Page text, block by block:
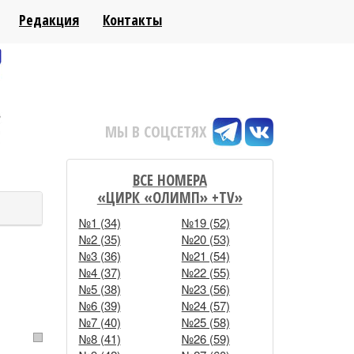
НАШ ВИДЕОКАНАЛ
МЫ В СОЦСЕТЯХ
Редакция Контакты
ВСЕ НОМЕРА
«ЦИРК «ОЛИМП» +TV»
№1 (34)
№2 (35)
№3 (36)
№4 (37)
№5 (38)
№6 (39)
№7 (40)
№8 (41)
№19 (52)
№20 (53)
№21 (54)
№22 (55)
№23 (56)
№24 (57)
№25 (58)
№26 (59)